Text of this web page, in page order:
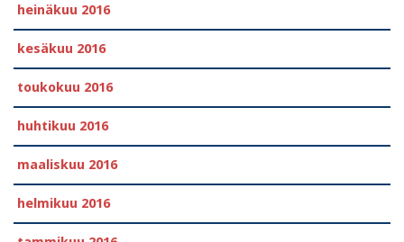
heinäkuu 2016
kesäkuu 2016
toukokuu 2016
huhtikuu 2016
maaliskuu 2016
helmikuu 2016